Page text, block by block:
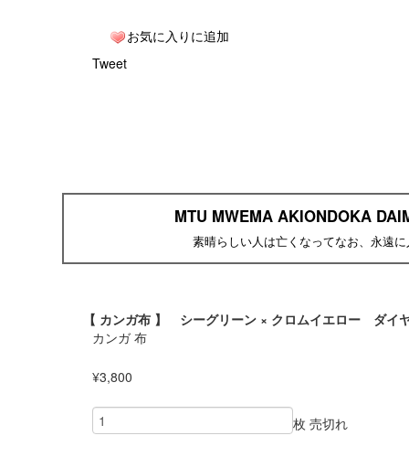
お気に入りに追加
Tweet
MTU MWEMA AKIONDOKA
素晴らしい人は亡くなってなお、永遠
【 カンガ布 】 シーグリーン × クロムイエロー ダイ
カンガ 布
¥3,800
枚 売切れ